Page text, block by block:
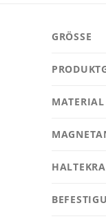
GRÖSSE
MATERIAL